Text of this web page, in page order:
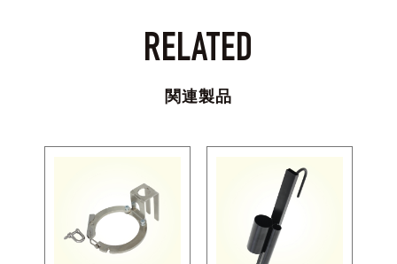
RELATED
関連製品